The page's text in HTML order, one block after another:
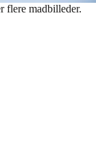
flere madbilleder.